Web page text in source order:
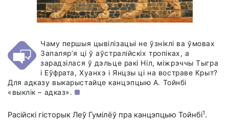
Чаму першыя цывілізацыі не ўзніклі ва ўмовах
Запаляр’я ці ў аўстралійскіх тропіках, а
зарадзілася ў дэльце ракі Ніл, міжрэччы Тыгра
і Еўфрата, Хуанхэ і Янцзы ці на востраве Крыт?
Для адказу выкарыстайце канцэпцыю А. Тойнбі
«выклік – адказ».
Расійскі гісторык Леў Гумілёў пра канцэпцыю Тойнбі1.